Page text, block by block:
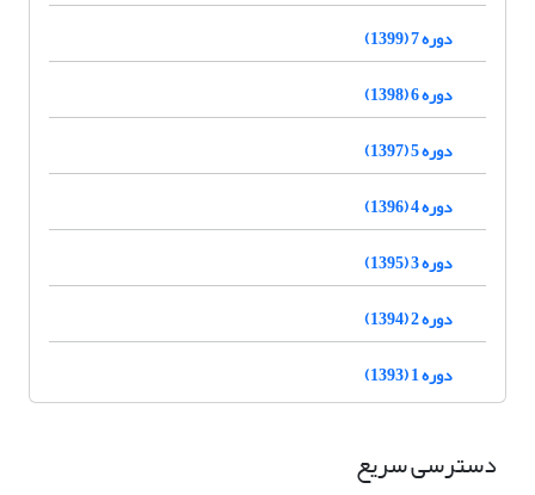
دوره 7 (1399)
دوره 6 (1398)
دوره 5 (1397)
دوره 4 (1396)
دوره 3 (1395)
دوره 2 (1394)
دوره 1 (1393)
دسترسی سریع